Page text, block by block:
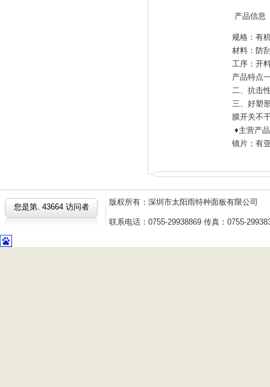
产品信息
规格：有
材料：防
工序：开
产品特点
二、抗击
三、好塑
膜开关不
♦主营产
镜片；有
您是第. 43664 访问者
版权所有：深圳市太阳雨特种面板有限公
联系电话：0755-29938869 传真：0755-